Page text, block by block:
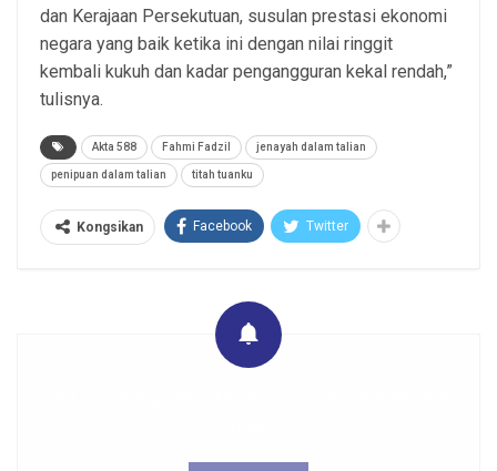
dan Kerajaan Persekutuan, susulan prestasi ekonomi
negara yang baik ketika ini dengan nilai ringgit
kembali kukuh dan kadar pengangguran kekal rendah,”
tulisnya.
Akta 588 Fahmi Fadzil jenayah dalam talian
penipuan dalam talian titah tuanku
Kongsikan Facebook Twitter